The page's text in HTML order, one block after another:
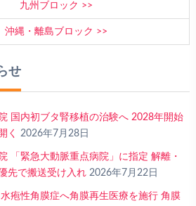
九州ブロック
沖縄・離島ブロック
せ
国内初ブタ腎移植の治験へ 2028年開始
く
2026年7月28日
「緊急大動脈重点病院」に指定 解離・
先で搬送受け入れ 2026年7月22日
疱性角膜症へ角膜再生医療を施行 角膜